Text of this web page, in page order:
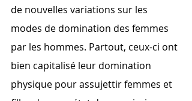
de nouvelles variations sur les
modes de domination des femmes
par les hommes. Partout, ceux-ci ont
bien capitalisé leur domination
physique pour assujettir femmes et